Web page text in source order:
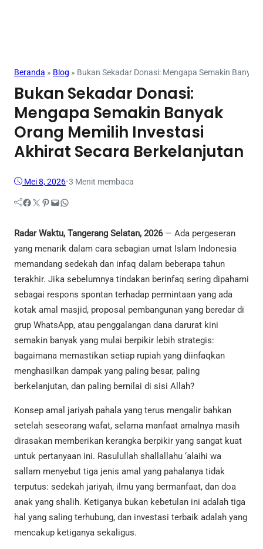
Beranda » Blog » Bukan Sekadar Donasi: Mengapa Semakin
Bukan Sekadar Donasi:
Mengapa Semakin Banyak
Orang Memilih Investasi
Akhirat Secara Berkelanjutan
Mei 8, 2026•3 Menit membaca
Facebook Twitter Pinterest Mail WhatsApp
Radar Waktu, Tangerang Selatan, 2026— Ada pergeseran
yang menarik dalam cara sebagian umat Islam Indonesia
memandang sedekah dan infaq dalam beberapa tahun
terakhir. Jika sebelumnya tindakan berinfaq sering dipahami
sebagai respons spontan terhadap permintaan yang ada
kotak amal masjid, proposal pembangunan yang beredar di
grup WhatsApp, atau penggalangan dana darurat kini
semakin banyak yang mulai berpikir lebih strategis:
bagaimana memastikan setiap rupiah yang diinfaqkan
menghasilkan dampak yang paling besar, paling
berkelanjutan, dan paling bernilai di sisi Allah?
Konsep amal jariyah pahala yang terus mengalir bahkan
setelah seseorang wafat, selama manfaat amalnya masih
dirasakan memberikan kerangka berpikir yang sangat kuat
untuk pertanyaan ini. Rasulullah shallallahu ‘alaihi wa
sallam menyebut tiga jenis amal yang pahalanya tidak
terputus: sedekah jariyah, ilmu yang bermanfaat, dan doa
anak yang shalih. Ketiganya bukan kebetulan ini adalah tiga
hal yang saling terhubung, dan investasi terbaik adalah yang
mencakup ketiganya sekaligus.